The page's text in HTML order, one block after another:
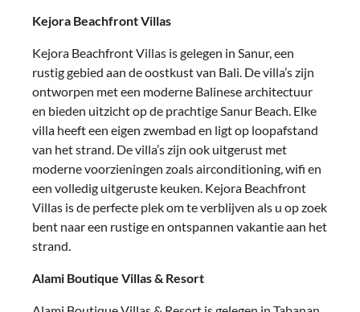
Kejora Beachfront Villas
Kejora Beachfront Villas is gelegen in Sanur, een
rustig gebied aan de oostkust van Bali. De villa’s zijn
ontworpen met een moderne Balinese architectuur
en bieden uitzicht op de prachtige Sanur Beach. Elke
villa heeft een eigen zwembad en ligt op loopafstand
van het strand. De villa’s zijn ook uitgerust met
moderne voorzieningen zoals airconditioning, wifi en
een volledig uitgeruste keuken. Kejora Beachfront
Villas is de perfecte plek om te verblijven als u op zoek
bent naar een rustige en ontspannen vakantie aan het
strand.
Alami Boutique Villas & Resort